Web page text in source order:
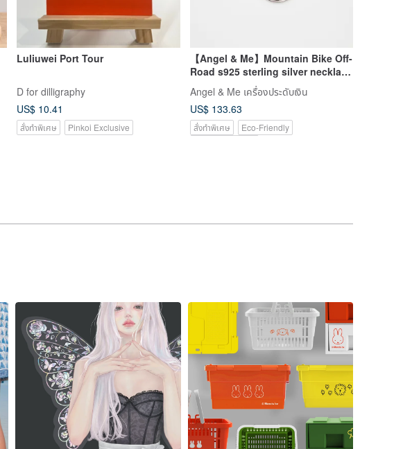
Luliuwei Port Tour
D for dilligraphy
US$ 10.41
สั่งทำพิเศษ Pinkoi Exclusive
【Angel & Me】Mountain Bike Off-
Road s925 sterling silver necklace
sport gift
Angel & Me เครื่องประดับเงิน
US$ 133.63
สั่งทำพิเศษ
Eco-Friendly